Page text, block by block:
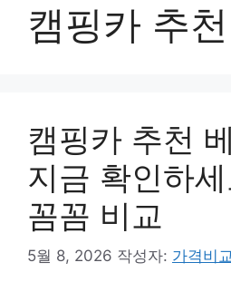
캠핑카 추천
캠핑카 추천
지금 확인하
꼼꼼 비교
5월 8, 2026 작성자: 가격비